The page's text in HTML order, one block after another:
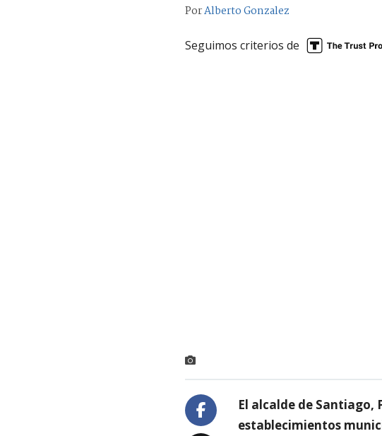
PorAlberto Gonzalez
Seguimos criterios de
El alcalde de
establecimientos